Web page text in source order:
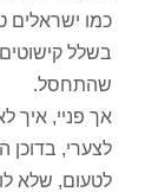
כמו ישראלים
בשלל
שהתחסל.
אך פניי, איך
לצערי, בדוכן
לטעום, שלא